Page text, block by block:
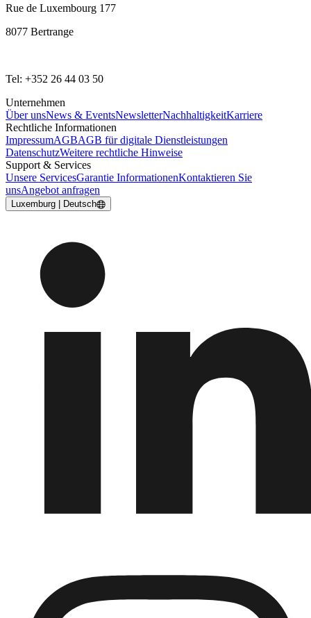
Rue de Luxembourg 177
8077 Bertrange
Tel: +352 26 44 03 50
Unternehmen
Über unsNews & EventsNewsletterNachhaltigkeitKarriere
Rechtliche Informationen
ImpressumAGBAGB für digitale Dienstleistungen
DatenschutzWeitere rechtliche Hinweise
Support & Services
Unsere ServicesGarantie InformationenKontaktieren Sie
unsAngebot anfragen
Luxemburg | Deutsch